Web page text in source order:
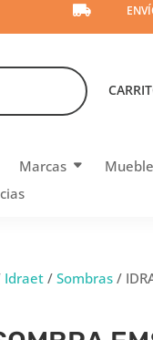

Marcas
Idraet/ Sombras/